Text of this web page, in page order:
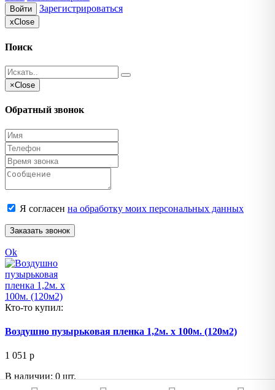
Войти Зарегистрироваться
xClose
Поиск
×Close
Обратный звонок
Я согласен на обработку моих персональных данных
Заказать звонок
Ok
Кто-то купил:
Воздушно пузырьковая пленка 1,2м. х 100м. (120м2)
1 051 p
В наличии: 0 шт.